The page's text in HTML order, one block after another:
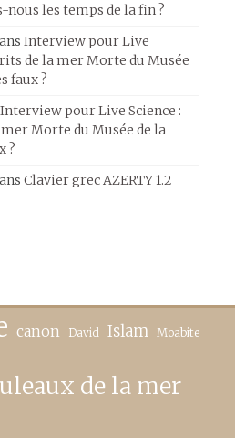
nous les temps de la fin ?
Interview pour Live
de la mer Morte du Musée
faux ?
Interview pour Live Science :
Morte du Musée de la
?
Clavier grec AZERTY 1.2
canon David Islam Moabite
de la mer